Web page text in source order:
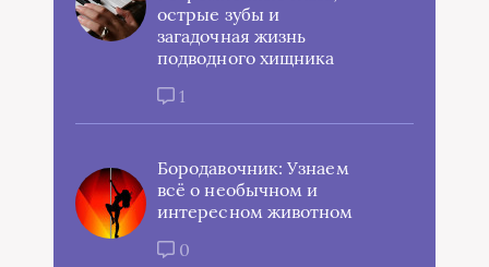
острые зубы и
загадочная жизнь
подводного хищника
1
Бородавочник: Узнаем
всё о необычном и
интересном животном
0